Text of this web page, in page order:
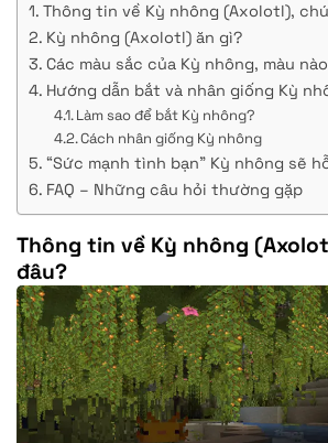
Thông tin về Kỳ nhông (Axolotl),
Kỳ nhông (Axolotl) ăn gì?
Các màu sắc của Kỳ nhông, màu
Hướng dẫn bắt và nhân giống Kỳ
Làm sao để bắt Kỳ nhông?
Cách nhân giống Kỳ nhông
“Sức mạnh tình bạn” Kỳ nhông sẽ
FAQ – Những câu hỏi thường gặp
Thông tin về Kỳ nhông
đâu?